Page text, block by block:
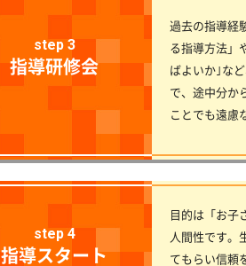
step 3
指導研修会
過去の指導経
る指導方法」
ばよいか｣な
で、途中分か
ことでも遠慮
step 4
指導スタート
目的は「お子
人間性です。
てもらい信頼